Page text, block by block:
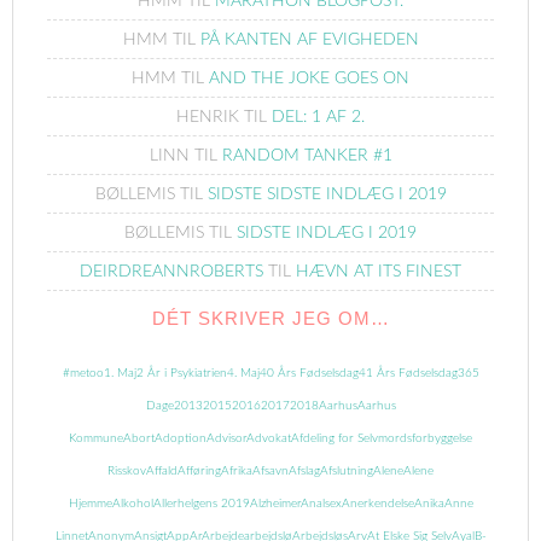
HMM TIL PÅ KANTEN AF EVIGHEDEN
HMM TIL AND THE JOKE GOES ON
HENRIK TIL DEL: 1 AF 2.
LINN TIL RANDOM TANKER #1
BØLLEMISTIL SIDSTE SIDSTE INDLÆG I 2019
BØLLEMIS TIL SIDSTE INDLÆG I 2019
DEIRDREANNROBERTS TIL HÆVN AT ITS FINEST
DÉT SKRIVER JEG OM…
#metoo 1. Maj2 År i Psykiatrien4. Maj40 Års Fødselsdag41 Års Fødselsdag365
Dage20132015201620172018AarhusAarhus
KommuneAbortAdoptionAdvisorAdvokatAfdeling for Selvmordsforbyggelse
RisskovAffald AfføringAfrikaAfsavnAfslagAfslutningAleneAlene
HjemmeAlkohol Allerhelgens 2019AlzheimerAnalsexAnerkendelseAnikaAnne
LinnetAnonymAnsigtAppArArbejdearbejdsløArbejdsløsArvAt Elske Sig SelvAyal B-